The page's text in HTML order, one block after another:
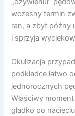
wczesny termin
ran, a zbyt późny
i sprzyja
Okulizacja
podkładce łatwo
jednorocznych
Właściwy
gładko po